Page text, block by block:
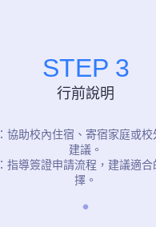
STEP 3
行前說明
：協助校內住宿、寄宿家庭或
建議。
：指導簽證申請流程，建議適
擇。